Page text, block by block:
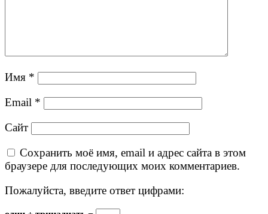
Имя *
Email *
Сайт
Сохранить моё имя, email и адрес сайта в этом
браузере для последующих моих комментариев.
Пожалуйста, введите ответ цифрами: